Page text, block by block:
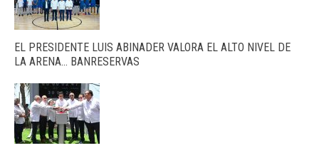
EL PRESIDENTE LUIS ABINADER VALORA EL ALTO NIVEL DE
LA ARENA… BANRESERVAS